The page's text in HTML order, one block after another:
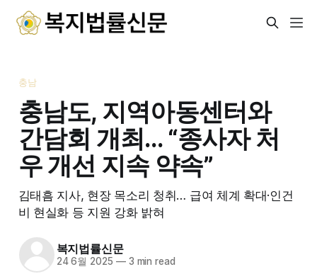
충남
충남도, 지역아동센터와
간담회 개최… “종사자 처
우 개선 지속 약속”
김태흠 지사, 현장 목소리 청취… 급여 체계 확대·인건
비 현실화 등 지원 강화 밝혀
복지법률신문
24 6월 2025 —3 min read